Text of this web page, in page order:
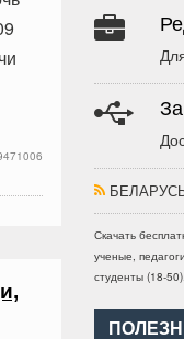
Скачать
ученые,
студенты (18-50).